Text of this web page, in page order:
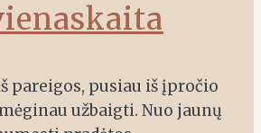
pareigos, pusiau iš įpročio
užbaigti. Nuo jaunų